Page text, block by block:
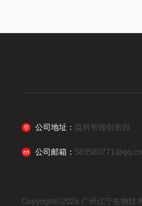
公司地址： 益科智能创新园
公司邮箱：
Copyright©2026 广州亿宁生物技